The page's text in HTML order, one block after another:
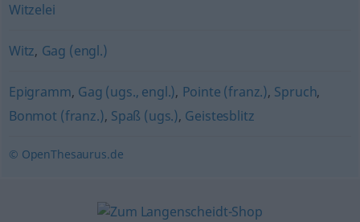
Witzelei
Witz, Gag (engl.)
Epigramm, Gag (ugs., engl.), Pointe (franz.), Spruch,
Bonmot (franz.), Spaß (ugs.), Geistesblitz
© OpenThesaurus.de